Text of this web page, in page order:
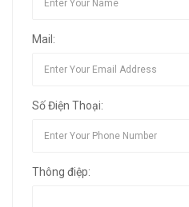
Mail:
Số Điện Thoại:
Thông điệp: